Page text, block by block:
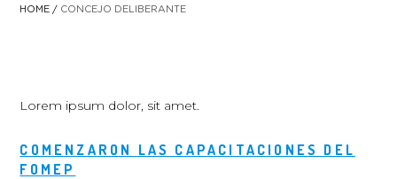
HOME / CONCEJO DELIBERANTE
Lorem ipsum dolor, sit amet.
COMENZARON LAS CAPACITACIONES DEL
FOMEP